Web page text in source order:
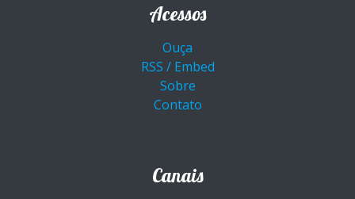
Acessos
Ouça
RSS / Embed
Sobre
Contato
Canais